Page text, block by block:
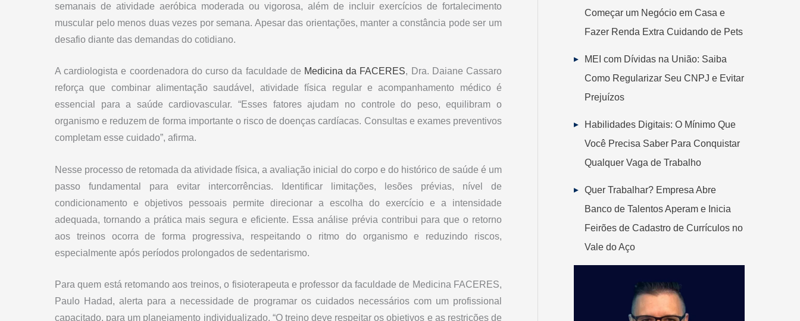
semanais de atividade aeróbica moderada ou vigorosa, além de incluir exercícios de fortalecimento
muscular pelo menos duas vezes por semana. Apesar das orientações, manter a constância pode ser um
desafio diante das demandas do cotidiano.
A cardiologista e coordenadora do curso da faculdade de Medicina da FACERES, Dra. Daiane Cassaro
reforça que combinar alimentação saudável, atividade física regular e acompanhamento médico é
essencial para a saúde cardiovascular. “Esses fatores ajudam no controle do peso, equilibram o
organismo e reduzem de forma importante o risco de doenças cardíacas. Consultas e exames preventivos
completam esse cuidado”, afirma.
Nesse processo de retomada da atividade física, a avaliação inicial do corpo e do histórico de saúde é um
passo fundamental para evitar intercorrências. Identificar limitações, lesões prévias, nível de
condicionamento e objetivos pessoais permite direcionar a escolha do exercício e a intensidade
adequada, tornando a prática mais segura e eficiente. Essa análise prévia contribui para que o retorno
aos treinos ocorra de forma progressiva, respeitando o ritmo do organismo e reduzindo riscos,
especialmente após períodos prolongados de sedentarismo.
Para quem está retomando aos treinos, o fisioterapeuta e professor da faculdade de Medicina FACERES,
Paulo Hadad, alerta para a necessidade de programar os cuidados necessários com um profissional
capacitado, para um planejamento individualizado. “O treino deve respeitar os objetivos e as restrições de
Começar um Negócio em Casa e
Fazer Renda Extra Cuidando de Pets
MEI com Dívidas na União: Saiba
Como Regularizar Seu CNPJ e Evitar
Prejuízos
Habilidades Digitais: O Mínimo Que
Você Precisa Saber Para Conquistar
Qualquer Vaga de Trabalho
Quer Trabalhar? Empresa Abre
Banco de Talentos Aperam e Inicia
Feirões de Cadastro de Currículos no
Vale do Aço